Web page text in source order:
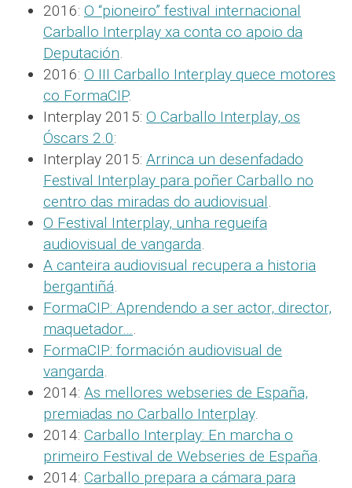
2016: O “pioneiro” festival internacional
Carballo Interplay xa conta co apoio da
Deputación.
2016: O III Carballo Interplay quece motores
co FormaCIP.
Interplay 2015: O Carballo Interplay, os
Óscars 2.0:
Interplay 2015: Arrinca un desenfadado
Festival Interplay para poñer Carballo no
centro das miradas do audiovisual.
O Festival Interplay, unha regueifa
audiovisual de vangarda.
A canteira audiovisual recupera a historia
bergantiñá.
FormaCIP: Aprendendo a ser actor, director,
maquetador….
FormaCIP: formación audiovisual de
vangarda.
2014: As mellores webseries de España,
premiadas no Carballo Interplay.
2014: Carballo Interplay: En marcha o
primeiro Festival de Webseries de España.
2014: Carballo prepara a cámara para